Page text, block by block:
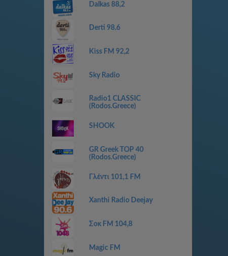
Dalkas 88,2
Derti 98.6
Kiss FM 92,2
Sky Radio
Radio1 CLASSIC
(Rodos.Greece)
SHOOK
GR Greek TOP 40
(Rodos.Greece)
Γλέντι 101,1 FM
Xanthi Radio Deejay
Σοκ FM 104,8
Magic FM